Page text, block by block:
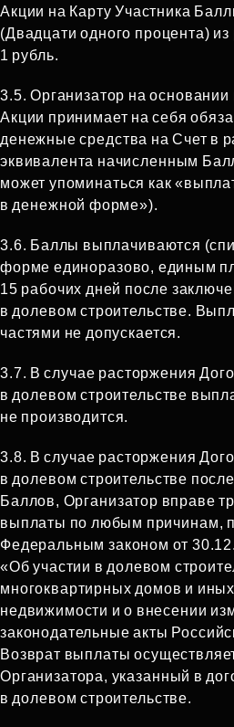
Акции на Карту Участника
(Двадцати одного процента) из
1 рубль.
3.5. Организатор на основании
Акции принимает на себя
денежные средства на Счет в
эквивалента начисленным
может упоминаться как
в денежной форме»).
3.6. Баллы выплачиваются
форме единоразово, единым
15 рабочих дней после
в долевом строительстве.
частями не допускается.
3.7. В случае расторжения
в долевом строительстве
не производится.
3.8. В случае расторжения
в долевом строительстве
Баллов, Организатор вправе
выплаты по любым причинам,
Федеральным законом от
«Об участии в долевом
многоквартирных домов и
недвижимости и о внесении
законодательные акты
Возврат выплаты
Организатора, указанный в
в долевом строительстве.